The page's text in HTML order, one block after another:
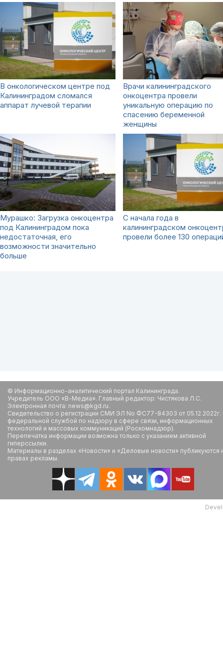
В онкологическом центре под
Калининградом сломался
аппарат лучевой терапии
Врачи калининградского
онкоцентра провели
уникальную операцию по
спасению беременной
женщины
Мурашко: Загрузка онкоцентра
под Калининградом пока
недостаточная, его
возможности значительно
больше
С начала года в
калининградском
провели более 130
© Информационно-аналитический портал Калининграда.
Учредитель ООО «В-Медиа». Главный редактор: Чистякова Л.С.
Электронная почта: news@kgd.ru.
Свидетельство о регистрации СМИ ЭЛ No ФС77-84303 от
федеральной службой по надзору в сфере связи, информационных
технологий и массовых коммуникаций (Роскомнадзор).
Перепечатка информации возможна только с указанием активной
гиперссылки.
Материалы в разделах «Новости» и «Деловые новости» публикуются
правах рекламы.